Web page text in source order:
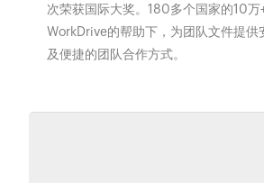
次荣获国际大奖。180多个国家的10万
WorkDrive的帮助下，为团队文件提供
及便捷的团队合作方式。